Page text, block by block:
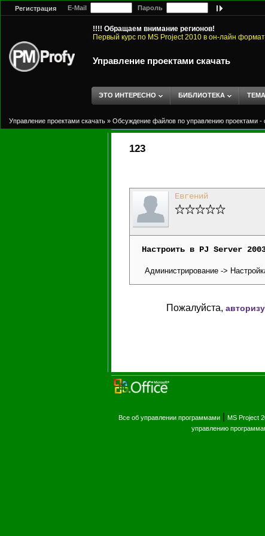
Регистрация E-Mail Пароль
!!!! Обращаем внимание регионов!
Первый курс по MS Project 2010 в он-лайн
Управление проектами скачать
ЭТО ИНТЕРЕСНО БИБЛИОТЕКА
Управление проектами скачать » Обсуждение файлов по управлению проектами -
123
Евгений
Настроить в PJ Server
Администрирование ->
Пожалуйста,
Все об управлении программами MS Project
управлению